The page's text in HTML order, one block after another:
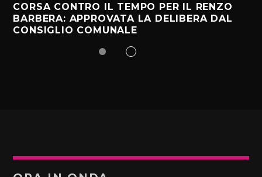
CORSA CONTRO IL TEMPO PER IL RENZO
BARBERA: APPROVATA LA DELIBERA DAL
CONSIGLIO COMUNALE